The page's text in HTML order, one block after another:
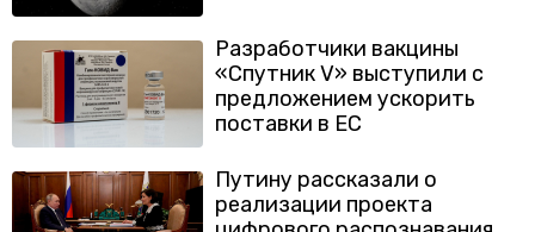
Разработчики вакцины
«Спутник V» выступили с
предложением ускорить
поставки в ЕС
Путину рассказали о
реализации проекта